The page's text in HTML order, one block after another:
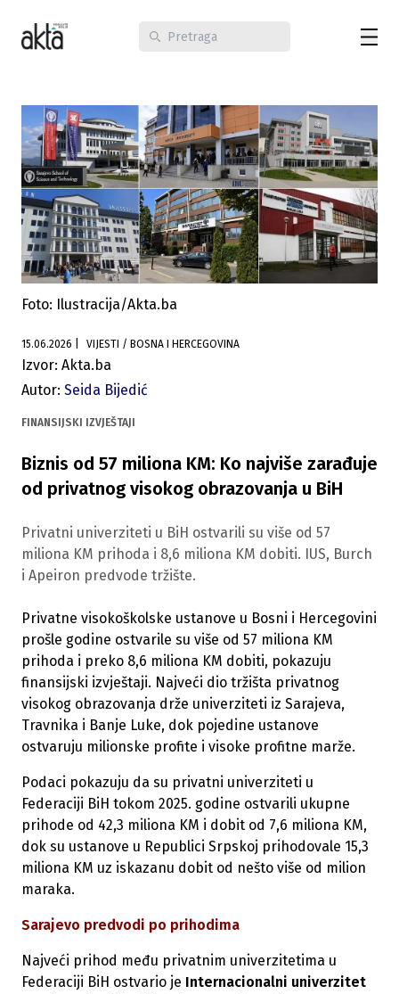
Foto: Ilustracija/Akta.ba
15.06.2026 VIJESTI / BOSNA I HERCEGOVINA
Izvor: Akta.ba
Autor: Seida Bijedić
FINANSIJSKI IZVJEŠTAJI
Biznis od 57 miliona KM: Ko najviše zarađuje
od privatnog visokog obrazovanja u BiH
Privatni univerziteti u BiH ostvarili su više od 57
miliona KM prihoda i 8,6 miliona KM dobiti. IUS, Burch
i Apeiron predvode tržište.
Privatne visokoškolske ustanove u Bosni i Hercegovini
prošle godine ostvarile su više od 57 miliona KM
prihoda i preko 8,6 miliona KM dobiti, pokazuju
finansijski izvještaji. Najveći dio tržišta privatnog
visokog obrazovanja drže univerziteti iz Sarajeva,
Travnika i Banje Luke, dok pojedine ustanove
ostvaruju milionske profite i visoke profitne marže.
Podaci pokazuju da su privatni univerziteti u
Federaciji BiH tokom 2025. godine ostvarili ukupne
prihode od 42,3 miliona KM i dobit od 7,6 miliona KM,
dok su ustanove u Republici Srpskoj prihodovale 15,3
miliona KM uz iskazanu dobit od nešto više od milion
maraka.
Sarajevo predvodi po prihodima
Najveći prihod među privatnim univerzitetima u
Federaciji BiH ostvario je Internacionalni univerzitet